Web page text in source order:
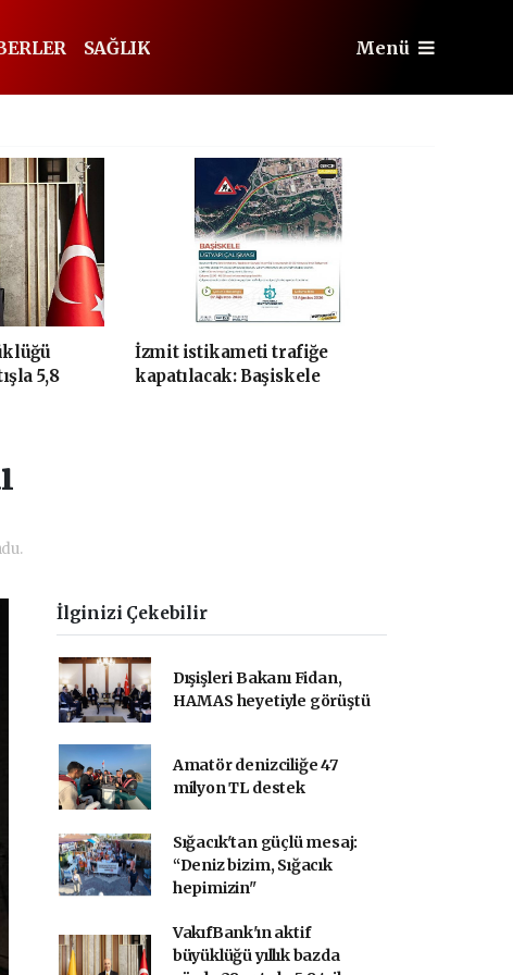
SAĞLIK Menü
5,8
İzmit istikameti trafiğe
kapatılacak: Başiskele
İlginizi Çekebilir
Dışişleri Bakanı Fidan,
HAMAS heyetiyle görüştü
Amatör denizciliğe 47
milyon TL destek
Sığacık'tan güçlü mesaj:
“Deniz bizim, Sığacık
hepimizin"
VakıfBank'ın aktif
büyüklüğü yıllık bazda